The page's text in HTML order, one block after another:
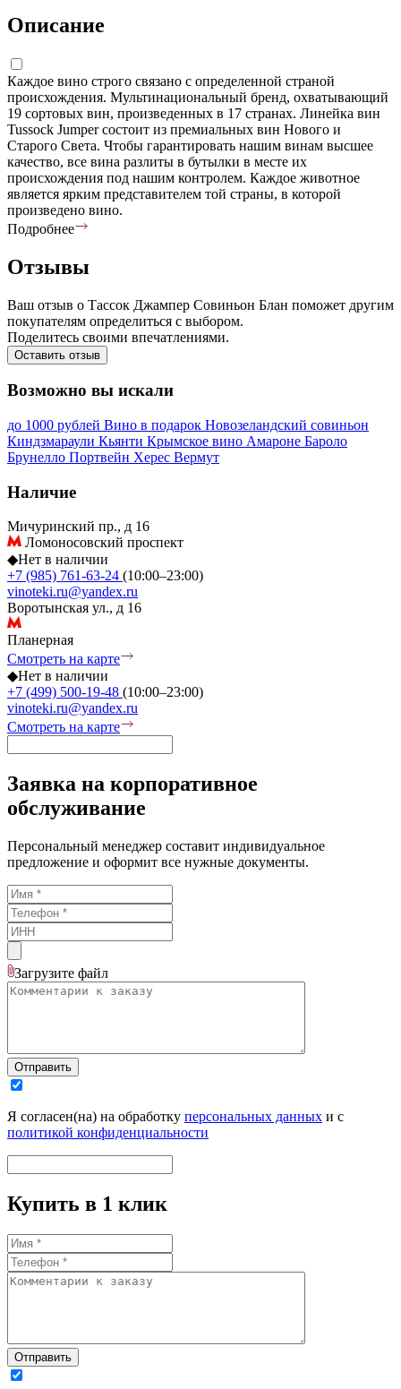
Описание
Каждое вино строго связано с определенной страной
происхождения. Мультинациональный бренд, охватывающий
19 сортовых вин, произведенных в 17 странах. Линейка вин
Tussock Jumper состоит из премиальных вин Нового и
Старого Света. Чтобы гарантировать нашим винам высшее
качество, все вина разлиты в бутылки в месте их
происхождения под нашим контролем. Каждое животное
является ярким представителем той страны, в которой
произведено вино.
Подробнее
Отзывы
Ваш отзыв о Тассок Джампер Совиньон Блан поможет другим
покупателям определиться с выбором.
Поделитесь своими впечатлениями.
Оставить отзыв
Возможно вы искали
до 1000 рублей Вино в подарок Новозеландский совиньон
Киндзмараули Кьянти Крымское вино Амароне Бароло
Брунелло Портвейн Херес Вермут
Наличие
Мичуринский пр., д 16
Ломоносовский проспект
◆Нет в наличии
+7 (985) 761-63-24 (10:00–23:00)
vinoteki.ru@yandex.ru
Воротынская ул., д 16
Планерная
Смотреть на карте
◆Нет в наличии
+7 (499) 500-19-48 (10:00–23:00)
vinoteki.ru@yandex.ru
Смотреть на карте
Заявка на корпоративное
обслуживание
Персональный менеджер составит индивидуальное
предложение и оформит все нужные документы.
Загрузите файл
Отправить
Я согласен(на) на обработку персональных данных и с
политикой конфиденциальности
Купить в 1 клик
Отправить